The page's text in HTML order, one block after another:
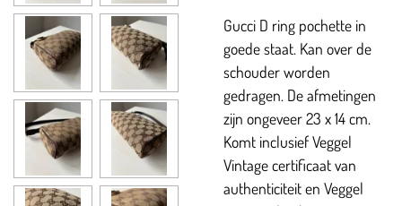
Gucci D ring pochette in
goede staat. Kan over de
schouder worden
gedragen. De afmetingen
zijn ongeveer 23 x 14 cm.
Komt inclusief Veggel
Vintage certificaat van
authenticiteit en Veggel